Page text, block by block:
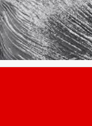
Acoperiș